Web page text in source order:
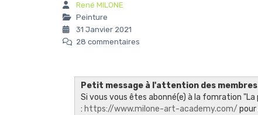
René MILONE
Peinture
31 Janvier 2021
28 commentaires
Petit message à l'attention des
Si vous vous êtes abonné(e) à la fomration
: https://www.milone-art-academy.com/